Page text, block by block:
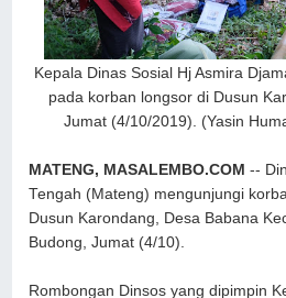
Kepala Dinas Sosial Hj Asmira
pada korban longsor di Dusun
Jumat (4/10/2019). (Yasin
MATENG, MASALEMBO.COM --
Tengah (Mateng) mengunjungi
Dusun Karondang, Desa Babana
Budong, Jumat (4/10).
Rombongan Dinsos yang dipimpin